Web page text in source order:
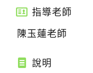
指導老師
陳玉蓮老師
說明